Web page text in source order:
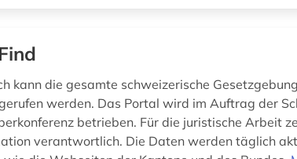
kann die gesamte schweizerische
werden. Das Portal wird im Auftrag der
betrieben. Für die juristische Arbeit
verantwortlich. Die Daten werden täglich